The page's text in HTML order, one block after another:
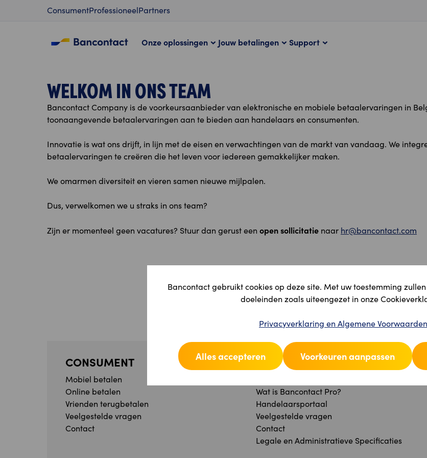
Bancontact gebruikt cookies op deze site. Met uw toestemming
doeleinden zoals uiteengezet in onze
Privacyverklaring en Algemene Voorwaarden
Alles accepteren Voorkeuren aanpassen
Content
ConsumentProfessioneelPartners
Onze oplossingen Jouw betalingen Support
WELKOM IN ONS TEAM
Bancontact Company is de voorkeursaanbieder van elektronische en mobiele betaalervaringen in
toonaangevende betaalervaringen aan te bieden aan handelaars en consumenten.
Innovatie is wat ons drijft, in lijn met de eisen en verwachtingen van de markt van vandaag. We
betaalervaringen te creëren die het leven voor iedereen gemakkelijker maken.
We omarmen diversiteit en vieren samen nieuwe mijlpalen.
Dus, verwelkomen we u straks in ons team?
Zijn er momenteel geen vacatures? Stuur dan gerust een open sollicitatie naar hr@bancontact.com
CONSUMENT
Mobiel betalen
Online betalen
Vrienden terugbetalen
Veelgestelde vragen
Contact
PROFESSIONEEL
Wat is Bancontact Pro?
Handelaarsportaal
Veelgestelde vragen
Contact
Legale en Administratieve Specificaties